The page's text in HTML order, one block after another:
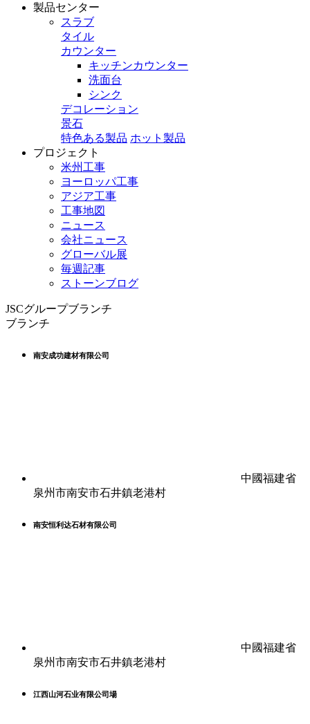
製品センター
スラブ
タイル
カウンター
キッチンカウンター
洗面台
シンク
デコレーション
景石
特色ある製品 ホット製品
プロジェクト
米州工事
ヨーロッパ工事
アジア工事
工事地図
ニュース
会社ニュース
グローバル展
毎週記事
ストーンブログ
JSCグループブランチ
ブランチ
南安成功建材有限公司
中國福建省
泉州市南安市石井鎮老港村
南安恒利达石材有限公司
中國福建省
泉州市南安市石井鎮老港村
江西山河石业有限公司場